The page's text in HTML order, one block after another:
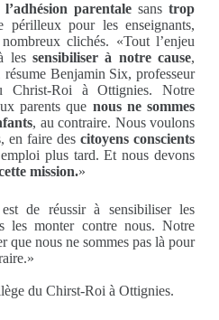
l’adhésion parentale sanstrop
pour les enseignants,
clichés. «Tout l’enjeu
à lessensibiliser à notre cause,
résume Benjamin Six, professeur
Christ-Roi à Ottignies. Notre
parents que nous ne sommes
, au contraire. Nous voulons
en faire descitoyens conscients
plus tard. Et nous devons
mission.»
de réussir à sensibiliser les
les monter contre nous. Notre
que nous ne sommes pas là pour
du Chirst-Roi à Ottignies.